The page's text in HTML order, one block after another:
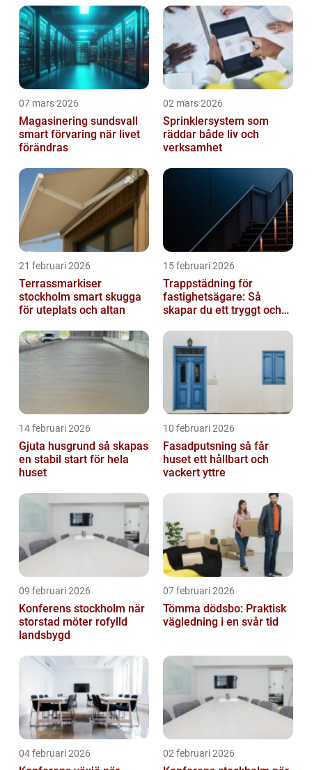
07 mars 2026
Magasinering sundsvall
smart förvaring när livet
förändras
02 mars 2026
Sprinklersystem som
räddar både liv och
verksamhet
21 februari 2026
Terrassmarkiser
stockholm smart skugga
för uteplats och altan
15 februari 2026
Trappstädning för
fastighetsägare: Så
skapar du ett tryggt och
Stockholm
14 februari 2026
Gjuta husgrund så skapas
en stabil start för hela
huset
10 februari 2026
Fasadputsning så får
huset ett hållbart och
vackert yttre
09 februari 2026
Konferens stockholm när
storstad möter rofylld
landsbygd
07 februari 2026
Tömma dödsbo: Praktisk
vägledning i en svår tid
04 februari 2026 02 februari 2026